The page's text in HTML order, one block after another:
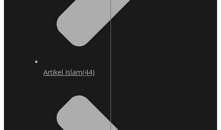
Artikel Islam(44)